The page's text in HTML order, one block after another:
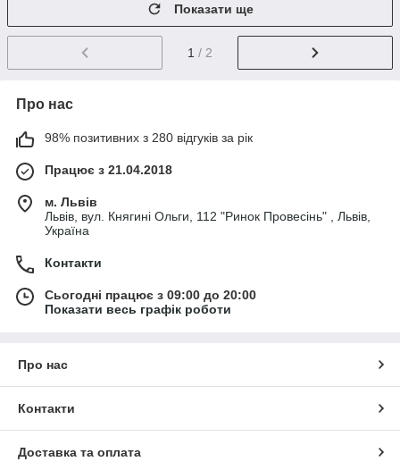
Показати ще
1 / 2
Про нас
98% позитивних з 280 відгуків за рік
Працює з 21.04.2018
м. Львів
Львів, вул. Княгині Ольги, 112 "Ринок Провесінь" , Львів,
Україна
Контакти
Сьогодні працює з 09:00 до 20:00
Показати весь графік роботи
Про нас
Контакти
Доставка та оплата